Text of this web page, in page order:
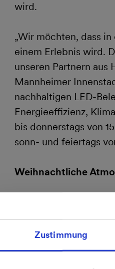
Zustimmung
wird.
„Wir möchten, dass
einem Erlebnis wird.
unseren Partnern
Mannheimer
nachhaltigen LED-
Energieeffizienz,
bis donnerstags von
sonn- und feiertags
Weihnachtliche
2019, ab 11 Uhr, zu
einen guten Zweck